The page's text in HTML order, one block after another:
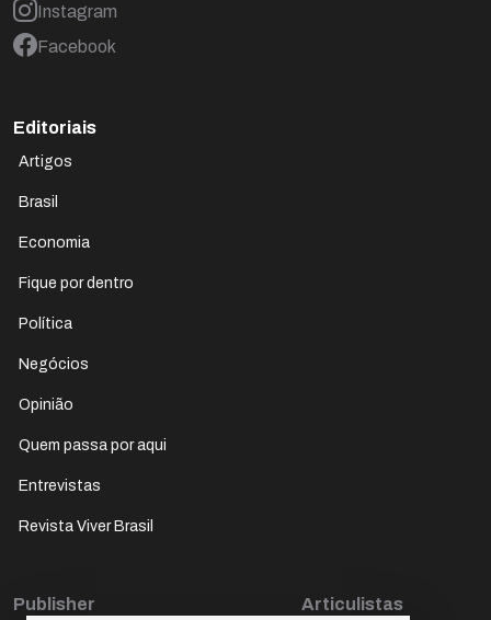
Instagram
Facebook
Editoriais
Artigos
Brasil
Economia
Fique por dentro
Política
Negócios
Opinião
Quem passa por aqui
Entrevistas
Revista Viver Brasil
Publisher Articulistas